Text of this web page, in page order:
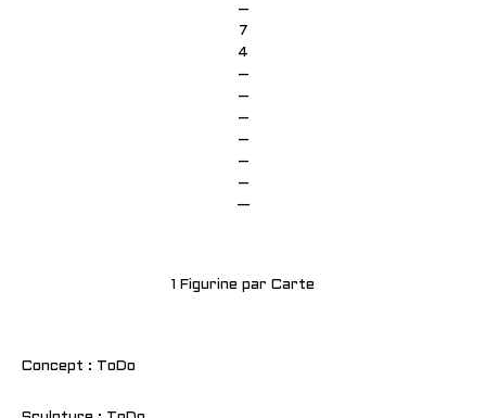
–
7
4
–
–
–
–
–
–
—
1 Figurine par Carte
Concept : ToDo